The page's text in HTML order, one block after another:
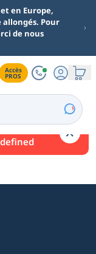
en Europe,
Pour
de nous
Accès
PROS